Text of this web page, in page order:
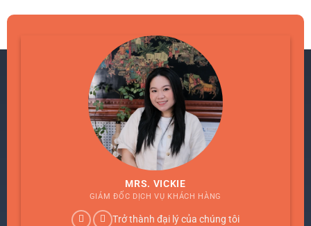
MRS. VICKIE
GIÁM ĐỐC DỊCH VỤ KHÁCH HÀNG
Trở thành đại lý của chúng tôi